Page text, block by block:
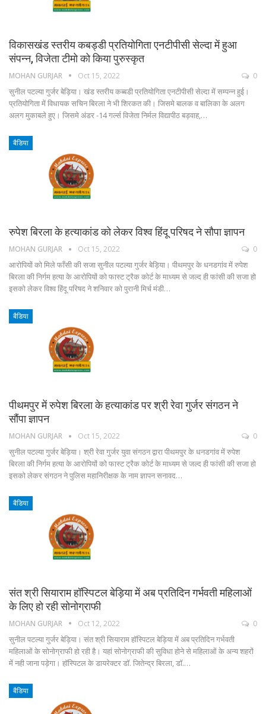
विकासखंड स्तरीय कबड्डी प्रतियोगिता एनटीपीसी सेल्दा में हुआ
संपन्न, विजेता टीमो को किया पुरुस्कृत
MOHAN GURJAR Oct 15, 2022 0
सुनील पटल्या गुर्जर बेड़िया। खंड स्तरीय कब्बडी प्रतियोगिता एनटीपीसी सेल्दा में सम्पन्न हुई।
प्रतियोगिता में विधायक सचिन बिरला ने भी शिरकत की। जिसमे बालक व बालिका के अलग
अलग मुकाबले हुए। जिसमे अंडर -14 गर्ल्स विजेता निर्मल विद्यापीठ बड़वाह,…
बैडिया
रुपेश बिरला के हत्याकांड को लेकर विश्व हिंदू परिषद ने सौपा ज्ञापन
MOHAN GURJAR Oct 15, 2022 0
आरोपियों को मिले फाँसी की सजा सुनील पटल्या गुर्जर बेड़िया। पीथमपुर के धनडगांव में रुपेश
बिरला की निर्गम हत्या के आरोपियों को फास्ट ट्रैक कोर्ट के माध्यम से जल्द ही फांसी की सजा हो
इसको लेकर विश्व हिंदू परिषद ने शनिवार को पुरानी मिर्च मंडी…
बैडिया
पीथमपुर में रुपेश बिरला के हत्याकांड पर श्री रेवा गुर्जर संगठन ने
सौंपा ज्ञापन
MOHAN GURJAR Oct 15, 2022 0
सुनील पटल्या गुर्जर बेड़िया। श्री रेवा गुर्जर युवा संगठन द्वारा पीथमपुर के धनडगांव में रुपेश
बिरला की निर्गम हत्या के आरोपियों को फास्ट ट्रैक कोर्ट के माध्यम से जल्द ही फांसी की सजा हो
इसको लेकर संगठन ने पुलिस महानिरीक्षक के नाम ज्ञापन सनावद…
बैडिया
संत श्री सियाराम हॉस्पिटल बेड़िया में अब प्रतिदिन गर्भवती महिलाओं
के लिए हो रही सोनोग्राफी
MOHAN GURJAR Oct 12, 2022 0
सुनील पटल्या गुर्जर बेड़िया। संत श्री सियाराम हॉस्पिटल बेड़िया में अब प्रतिदिन गर्भवती
महिलाओं के सोनोग्राफी हो रही है। यहां सोनोग्राफी की सुविधा होने से महिलाओं के अन्य शहरों
में नही जाना पड़ेगा। हॉस्पिटल के डायरेक्टर डॉ. जितेन्द्र बिरला, डॉ.…
बैडिया